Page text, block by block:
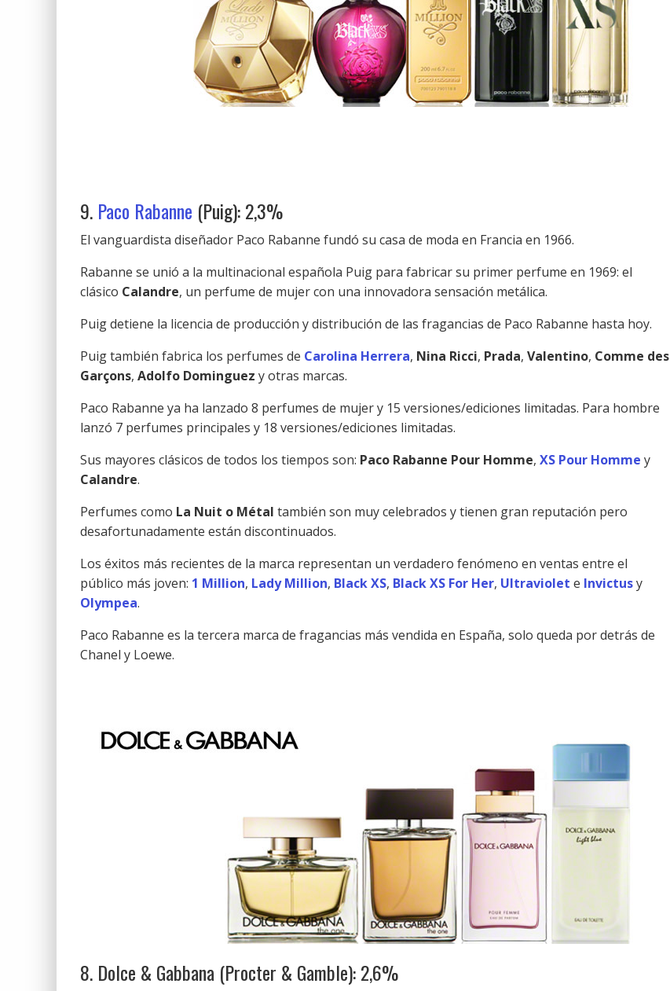
9. Paco Rabanne (Puig): 2,3%
El vanguardista diseñador Paco Rabanne fundó su casa de moda en Francia en 1966.
Rabanne se unió a la multinacional española Puig para fabricar su primer perfume en 1969: el
clásico Calandre, un perfume de mujer con una innovadora sensación metálica.
Puig detiene la licencia de producción y distribución de las fragancias de Paco Rabanne hasta hoy.
Puig también fabrica los perfumes de Carolina Herrera, Nina Ricci, Prada, Valentino, Comme des
Garçons, Adolfo Dominguez y otras marcas.
Paco Rabanne ya ha lanzado 8 perfumes de mujer y 15 versiones/ediciones limitadas. Para hombre
lanzó 7 perfumes principales y 18 versiones/ediciones limitadas.
Sus mayores clásicos de todos los tiempos son: Paco Rabanne Pour Homme, XS Pour Homme y
Calandre.
Perfumes como La Nuit o Métal también son muy celebrados y tienen gran reputación pero
desafortunadamente están discontinuados.
Los éxitos más recientes de la marca representan un verdadero fenómeno en ventas entre el
público más joven: 1 Million, Lady Million, Black XS, Black XS For Her, Ultraviolet e Invictusy
Olympea.
Paco Rabanne es la tercera marca de fragancias más vendida en España, solo queda por detrás de
Chanel y Loewe.
8. Dolce & Gabbana (Procter & Gamble): 2,6%